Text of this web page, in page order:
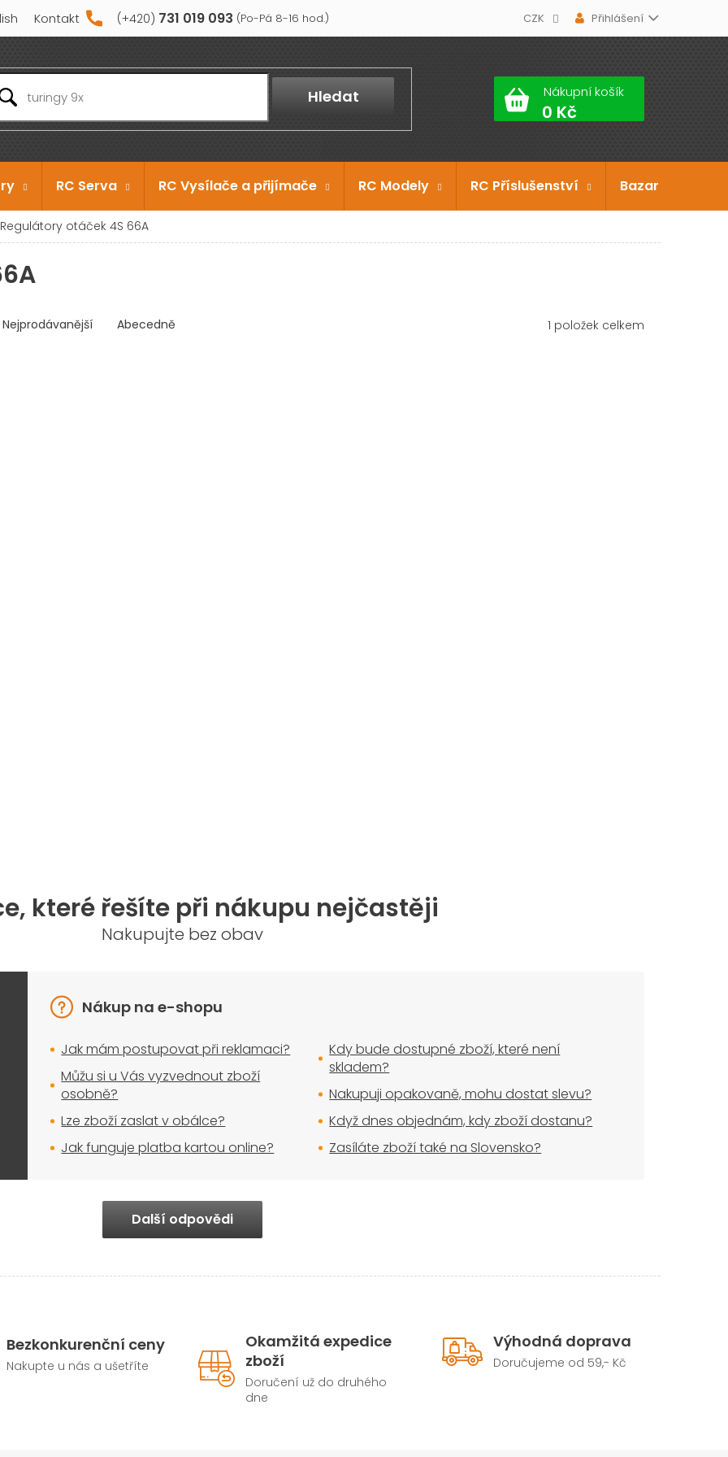
731 019 093
Kontakt CZK Přihlášení
Hledat Nákupní košík
RC Serva RC Vysílače a přijímače RC Modely RC Příslušenství Bazar
Regulátory otáček 4S 66A
Nejprodávanější Abecedně 1 položek celkem
c
í
p
y
p
s
které řešíte při nákupu nejčastěji
Nakupujte bez obav
Nákup na e-shopu
Jak mám postupovat při reklamaci?
Můžu si u Vás vyzvednout zboží
osobně?
Lze zboží zaslat v obálce?
Jak funguje platba kartou online?
Kdy bude dostupné zboží, které není
skladem?
Nakupuji opakovaně, mohu dostat slevu?
Když dnes objednám, kdy zboží dostanu?
Zasíláte zboží také na Slovensko?
Další odpovědi
Bezkonkurenční ceny
Nakupte u nás a ušetříte
Okamžitá expedice
zboží
Doručení už do druhého
dne
Výhodná doprava
Doručujeme od 59,- Kč